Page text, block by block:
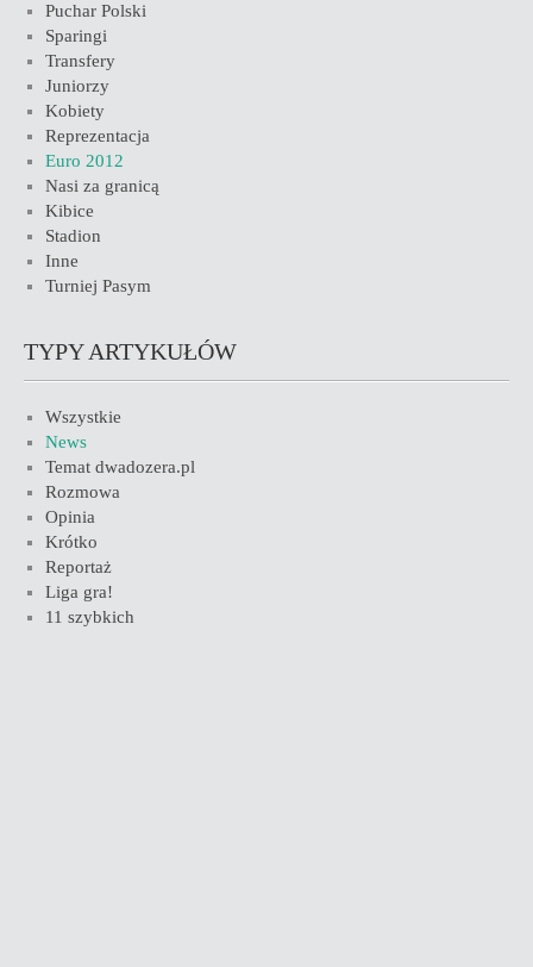
Puchar Polski
Sparingi
Transfery
Juniorzy
Kobiety
Reprezentacja
Euro 2012
Nasi za granicą
Kibice
Stadion
Inne
Turniej Pasym
TYPY ARTYKUŁÓW
Wszystkie
News
Temat dwadozera.pl
Rozmowa
Opinia
Krótko
Reportaż
Liga gra!
11 szybkich